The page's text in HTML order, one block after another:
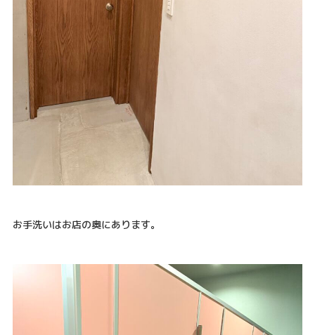
お手洗いはお店の奥にあります。